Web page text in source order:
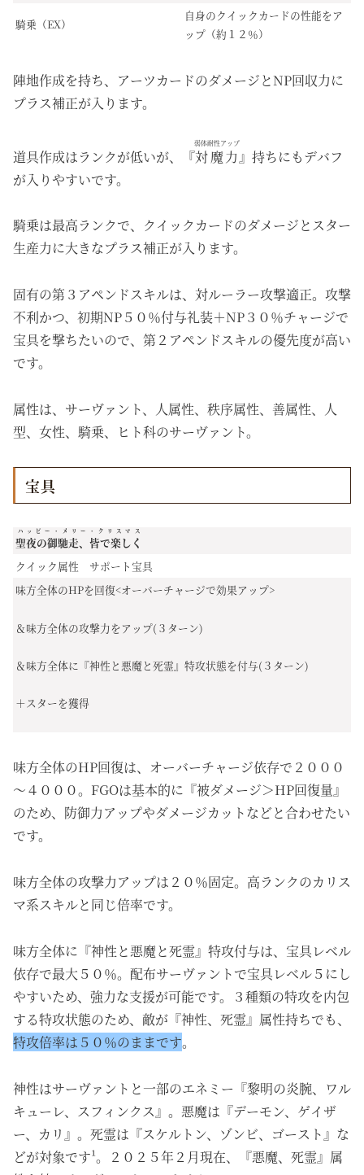
騎乗（EX）
自身のクイックカードの性能をア
ップ（約１２％）
陣地作成を持ち、アーツカードのダメージとNP回収力に
プラス補正が入ります。
道具作成はランクが低いが、『対魔力
弱体耐性アップ
』持ちにもデバフ
が入りやすいです。
騎乗は最高ランクで、クイックカードのダメージとスター
生産力に大きなプラス補正が入ります。
固有の第３アペンドスキルは、対ルーラー攻撃適正。攻撃
不利かつ、初期NP５０％付与礼装＋NP３０％チャージで
宝具を撃ちたいので、第２アペンドスキルの優先度が高い
です。
属性は、サーヴァント、人属性、秩序属性、善属性、人
型、女性、騎乗、ヒト科のサーヴァント。
宝具
聖夜の御馳走、皆で楽しく
ハッピー・メリー・クリスマス
クイック属性 サポート宝具
味方全体のHPを回復<オーバーチャージで効果アップ>
＆味方全体の攻撃力をアップ(３ターン)
＆味方全体に『神性と悪魔と死霊』特攻状態を付与(３ターン)
＋スターを獲得
味方全体のHP回復は、オーバーチャージ依存で２０００
～４０００。FGOは基本的に『被ダメージ＞HP回復量』
のため、防御力アップやダメージカットなどと合わせたい
です。
味方全体の攻撃力アップは２０％固定。高ランクのカリス
マ系スキルと同じ倍率です。
味方全体に『神性と悪魔と死霊』特攻付与は、宝具レベル
依存で最大５０％。配布サーヴァントで宝具レベル５にし
やすいため、強力な支援が可能です。３種類の特攻を内包
する特攻状態のため、敵が『神性、死霊』属性持ちでも、
特攻倍率は５０％のままです。
神性はサーヴァントと一部のエネミー『黎明の炎腕、ワル
キューレ、スフィンクス』。悪魔は『デーモン、ゲイザ
ー、カリ』。死霊は『スケルトン、ゾンビ、ゴースト』な
どが対象です¹。２０２５年２月現在、『悪魔、死霊』属